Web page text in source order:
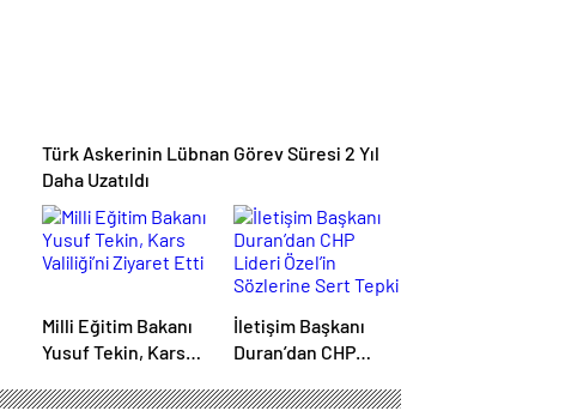
Türk Askerinin Lübnan Görev Süresi 2 Yıl
Daha Uzatıldı
Milli Eğitim Bakanı
Yusuf Tekin, Kars
Etti
İletişim Başkanı
Duran’dan CHP
Sözlerine Sert Tepki